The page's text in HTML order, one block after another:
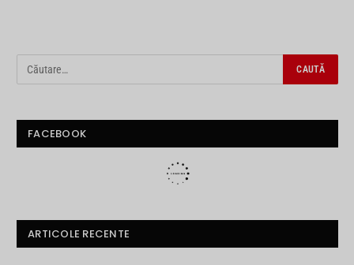
FACEBOOK
ARTICOLE RECENTE